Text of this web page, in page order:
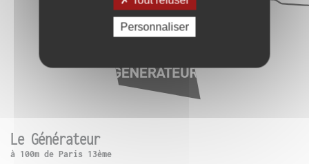
Le Générateur
à 100m de Paris 13ème
Personnaliser